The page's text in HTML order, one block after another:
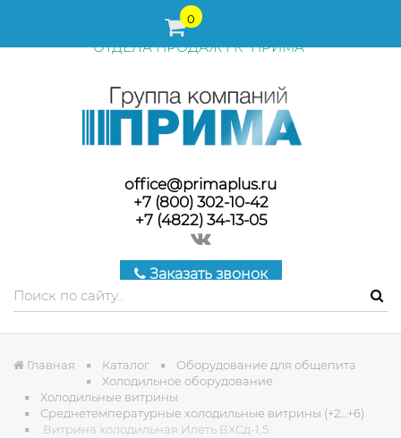
0
ПЕРЕД ОФОРМЛЕНИЕМ ЗАКАЗА, СТОИМОСТЬ И СРОКИ
ПОСТАВКИ ТОВАРА УТОЧНЯЙТЕ У МЕНЕДЖЕРОВ
ОТДЕЛА ПРОДАЖ ГК "ПРИМА"
office@primaplus.ru
+7 (800) 302-10-42
+7 (4822) 34-13-05
Заказать звонок
Главная Каталог
Оборудование для общепита
Холодильное оборудование
Холодильные витрины
Среднетемпературные холодильные витрины (+2…+6)
Витрина холодильная Илеть ВХСд-1,5